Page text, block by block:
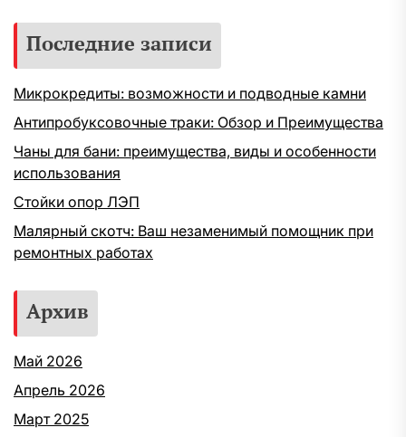
Последние записи
Микрокредиты: возможности и подводные камни
Антипробуксовочные траки: Обзор и Преимущества
Чаны для бани: преимущества, виды и особенности
использования
Стойки опор ЛЭП
Малярный скотч: Ваш незаменимый помощник при
ремонтных работах
Архив
Май 2026
Апрель 2026
Март 2025